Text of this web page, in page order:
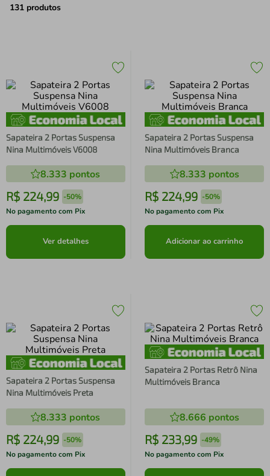
131 produtos
Sapateira 2 Portas Suspensa
Nina Multimóveis V6008
8.333 pontos
R$ 224,99 -50%
No pagamento com Pix
Ver detalhes
Sapateira 2 Portas Suspensa
Nina Multimóveis Branca
8.333 pontos
R$ 224,99 -50%
No pagamento com Pix
Adicionar ao carrinho
Sapateira 2 Portas Suspensa
Nina Multimóveis Preta
8.333 pontos
R$ 224,99 -50%
No pagamento com Pix
Sapateira 2 Portas Retrô Nina
Multimóveis Branca
8.666 pontos
R$ 233,99 -49%
No pagamento com Pix
4º air fryer